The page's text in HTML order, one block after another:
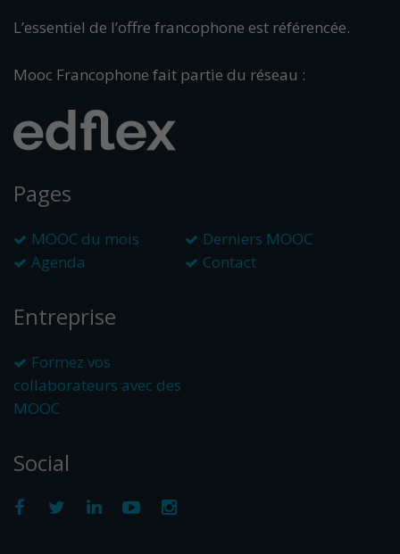
L’essentiel de l’offre francophone est référencée.
Mooc Francophone fait partie du réseau :
Pages
MOOC du mois
Derniers MOOC
Agenda
Contact
Entreprise
Formez vos
collaborateurs avec des
MOOC
Social